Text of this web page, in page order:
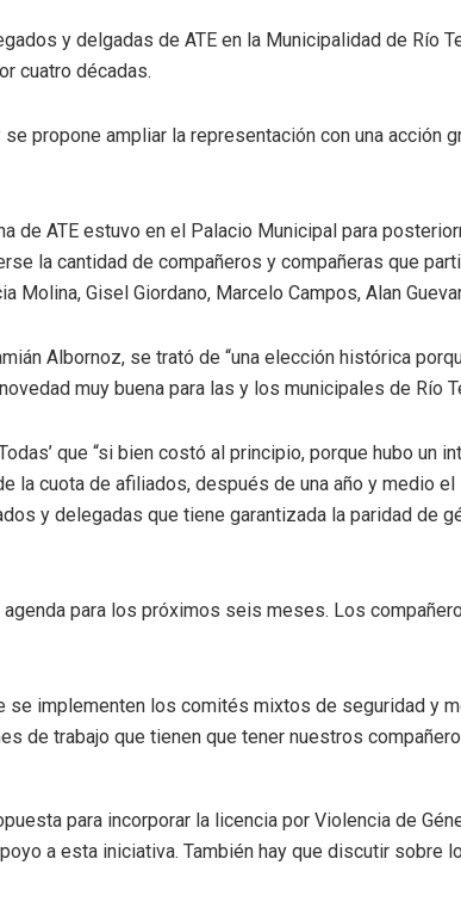
y delgadas de ATE en la Municipalidad de Río
cuatro décadas.
propone ampliar la representación con una acción
de ATE estuvo en el Palacio Municipal para
la cantidad de compañeros y compañeras que
Molina, Gisel Giordano, Marcelo Campos, Alan
Albornoz, se trató de “una elección histórica
muy buena para las y los municipales de Río
que “si bien costó al principio, porque hubo
la cuota de afiliados, después de una año y medio
y delegadas que tiene garantizada la paridad de
para los próximos seis meses. Los
se implementen los comités mixtos de seguridad y
de trabajo que tienen que tener nuestros
para incorporar la licencia por Violencia de
a esta iniciativa. También hay que discutir sobre